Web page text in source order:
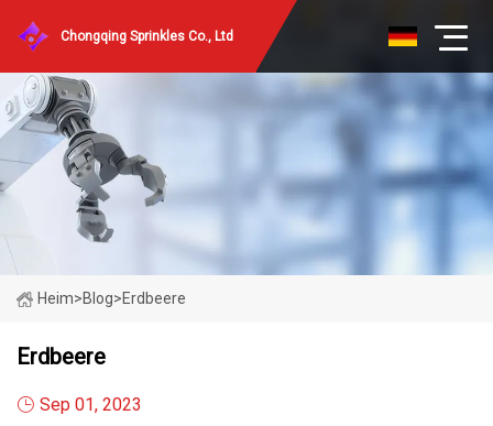
Chongqing Sprinkles Co., Ltd
Heim>Blog>Erdbeere
Erdbeere
Sep 01, 2023